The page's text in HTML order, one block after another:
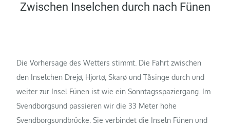
Zwischen Inselchen durch nach Fünen
Die Vorhersage des Wetters stimmt. Die Fahrt zwischen
den Inselchen Drejø, Hjortø, Skarø und Tåsinge durch und
weiter zur Insel Fünen ist wie ein Sonntagsspaziergang. Im
Svendborgsund passieren wir die 33 Meter hohe
Svendborgsundbrücke. Sie verbindet die Inseln Fünen und